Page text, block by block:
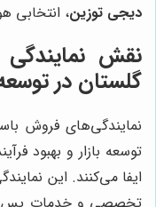
دیجی توزین، انتخابی
نقش
گلستان در توسعه
نمایندگی‌های فروش
توسعه بازار و بهبود
ایفا می‌کنند. این